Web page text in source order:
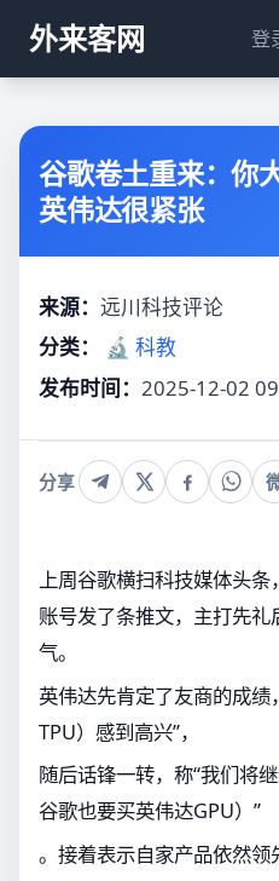
外来客网 登
谷歌卷土重来：你
英伟达很紧张
来源： 远川科技评论
分类：
🔬 科教
发布时间： 2025-12-02
分享
上周谷歌横扫科技媒体头
账号发了条推文，主打先
气。
英伟达先肯定了友商的成
TPU）感到高兴”，
随后话锋一转，称“我们将
谷歌也要买英伟达GPU）”
。接着表示自家产品依然领